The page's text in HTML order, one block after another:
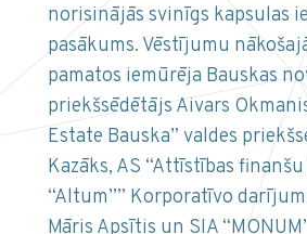
norisinājās svinīgs kapsulas
pasākums. Vēstījumu
pamatos iemūrēja Bauskas
priekšsēdētājs Aivars
Estate Bauska” valdes
Kazāks, AS “Attīstības
“Altum”” Korporatīvo
Māris Apsītis un SIA